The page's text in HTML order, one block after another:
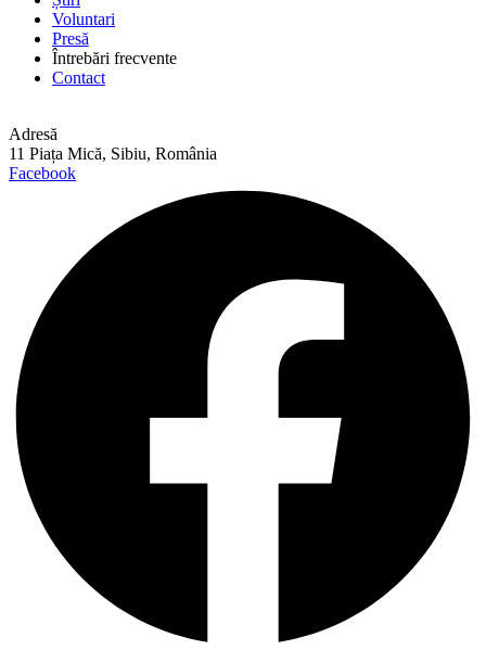
Voluntari
Presă
Întrebări frecvente
Contact
Adresă
11 Piața Mică, Sibiu, România
Facebook